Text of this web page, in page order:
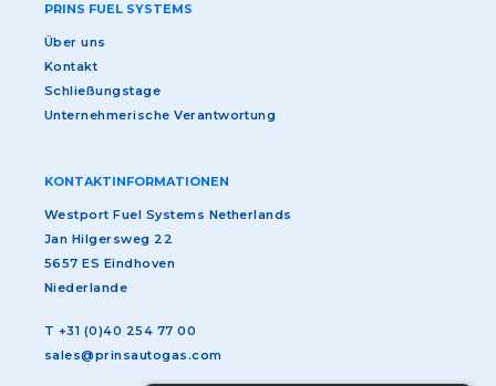
PRINS FUEL SYSTEMS
Über uns
Kontakt
Schließungstage
Unternehmerische Verantwortung
KONTAKTINFORMATIONEN
Westport Fuel Systems Netherlands
Jan Hilgersweg 22
5657 ES Eindhoven
Niederlande
T +31 (0)40 254 77 00
sales@prinsautogas.com